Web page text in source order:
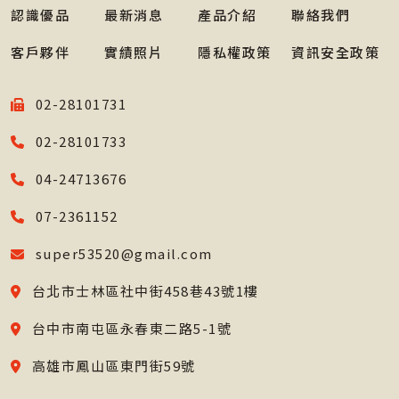
認識優品 最新消息 產品介紹 聯絡我們
客戶夥伴 實績照片 隱私權政策 資訊安全政策
02-28101731
super53520@gmail.com
02-28101733
台北市士林區社中街458巷43號1樓
04-24713676
台中市南屯區永春東二路5-1號
07-2361152
高雄市鳳山區東門街59號